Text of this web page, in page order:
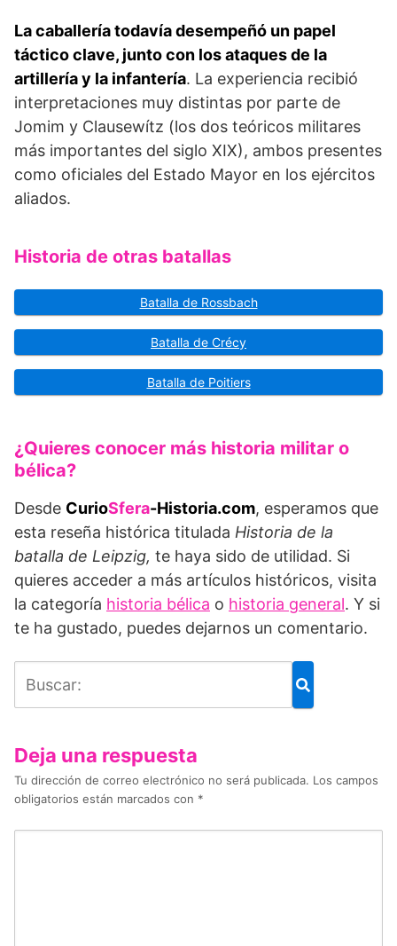
La caballería todavía desempeñó un papel
táctico cla­ve, junto con los ataques de la
artillería y la infantería. La experiencia recibió
interpretaciones muy distintas por parte de
Jomim y Clausewítz (los dos teóricos mi­litares
más importantes del siglo XIX), ambos presentes
como oficiales del Estado Mayor en los ejércitos
aliados.
Historia de otras batallas
Batalla de Rossbach
Batalla de Crécy
Batalla de Poitiers
¿Quieres conocer más historia militar o
bélica?
Desde CurioSfera-Historia.com, esperamos que
esta reseña histórica titulada Historia de la
batalla de Leipzig, te haya sido de utilidad. Si
quieres acceder a más artículos históricos, visita
la categoría historia bélica o historia general. Y si
te ha gustado, puedes dejarnos un comentario.
Deja una respuesta
Tu dirección de correo electrónico no será publicada. Los campos
obligatorios están marcados con *